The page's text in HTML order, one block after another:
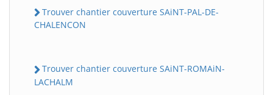
Trouver chantier couverture SAiNT-PAL-DE-
CHALENCON
Trouver chantier couverture SAiNT-ROMAiN-
LACHALM